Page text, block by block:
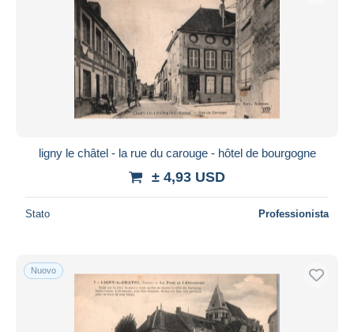
ligny le châtel - la rue du carouge - hôtel de bourgogne
± 4,93 USD
Stato Professionista
Nuovo